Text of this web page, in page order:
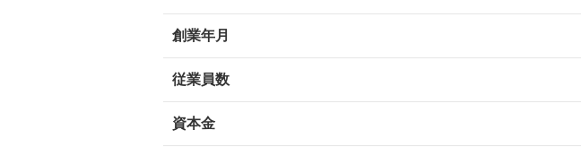
創業年月
従業員数
資本金